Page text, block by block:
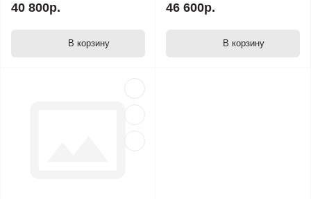
40 800р.
В корзину
46 600р.
В корзину